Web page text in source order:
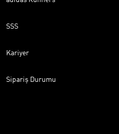
SSS
Kariyer
Sipariş Durumu